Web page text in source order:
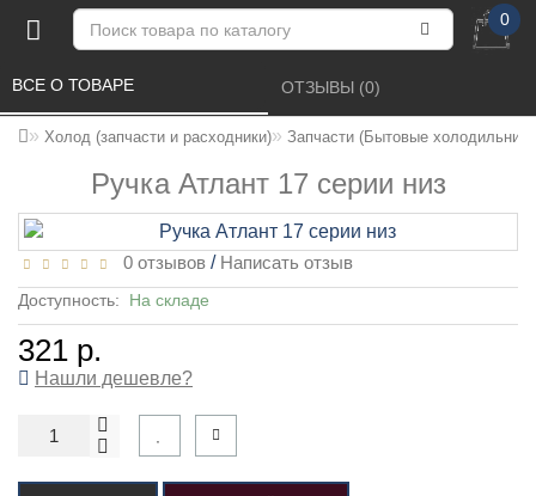
0
Холод (запчасти и расходники) Запчасти (Бытовые
Ручка Атлант 17 серии низ
ВСЕ О ТОВАРЕ ОТЗЫВЫ (0)
0 отзывов / Написать отзыв
Доступность: На складе
321 р.
Нашли дешевле?